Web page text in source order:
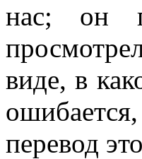
нас; он
виде, в
перевод